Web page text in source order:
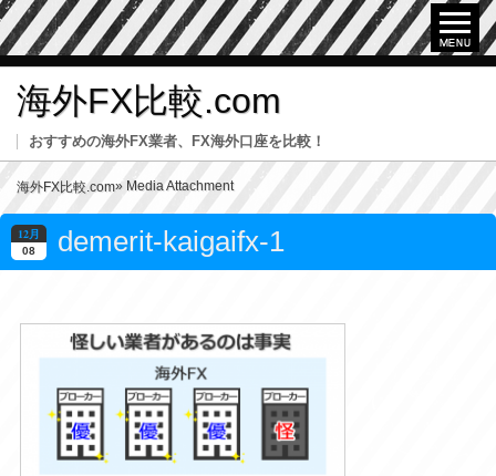
海外FX比較.com
おすすめの海外FX業者、FX海外口座を比較！
海外FX比較.com» Media Attachment
12月
08 demerit-kaigaifx-1